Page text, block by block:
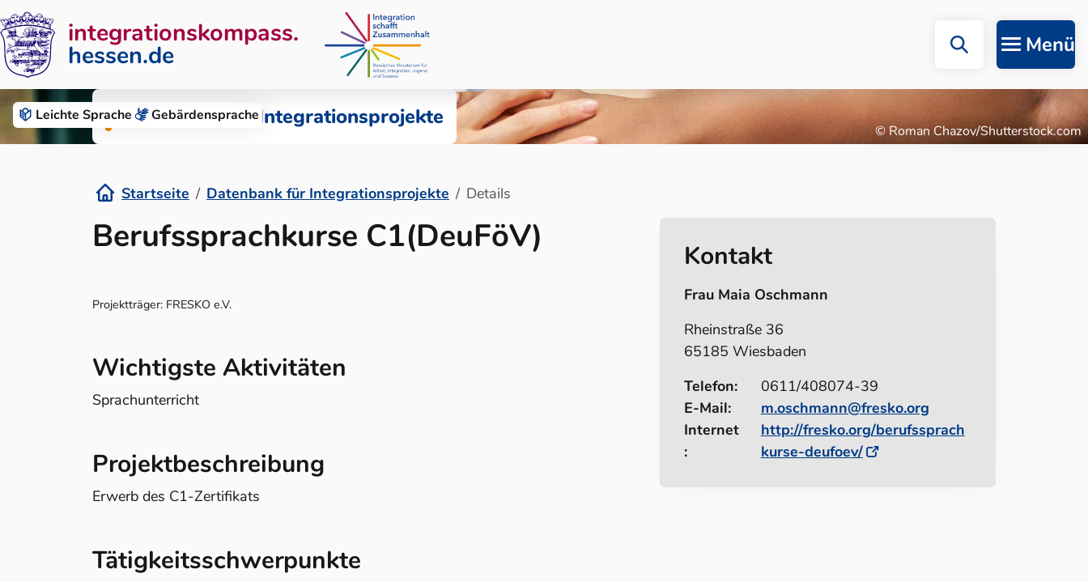
Leichte Sprache Gebärden­sprache
Zum Inhalt springen
integrationskompass.
hessen.de Menü
Datenbank für Integrationsprojekte
© Roman Chazov/Shutterstock.com
Startseite Datenbank für Integrationsprojekte Details
Details
Berufssprachkurse C1(DeuFöV)
Projektträger: FRESKO e.V.
Wichtigste Aktivitäten
Sprachunterricht
Projektbeschreibung
Erwerb des C1-Zertifikats
Tätigkeitsschwerpunkte
Kontakt
Frau Maia Oschmann
Rheinstraße 36
65185 Wiesbaden
Telefon:
0611/408074-39
E-Mail:
m.oschmann@fresko.org
Internet
:
http://fresko.org/berufssprach
kurse-deufoev/